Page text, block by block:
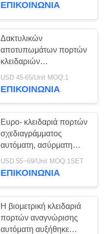
ΕΠΙΚΟΙΝΩΝΊΑ
Δακτυλικών
αποτυπωμάτων πορτών
κλειδαριών
τηλεχειρισμός Tuya
TTlock APP κλειδαριών
USD 45-65/Unit MOQ:1
ΕΠΙΚΟΙΝΩΝΊΑ
Ευρο- κλειδαριά πορτών
σχεδιαγράμματος
αυτόματη, ασύρματη
κλειδαριά γραφείου
ταχυδρομικών θυρίδων
USD 55~69/Unit MOQ:1SET
ΕΠΙΚΟΙΝΩΝΊΑ
Η βιομετρική κλειδαριά
πορτών αναγνώρισης
αυτόματη αυξήθηκε